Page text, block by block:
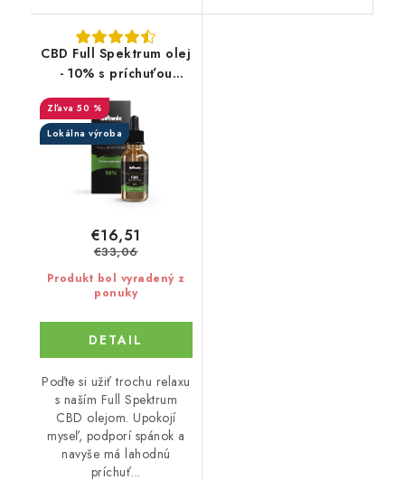
CBD Full Spektrum olej
- 10% s príchuťou
50 %
Lokálna výroba
Produkt bol vyradený z
ponuky
€16,51
€33,06
DETAIL
Poďte si užiť trochu relaxu
s naším Full Spektrum
CBD olejom. Upokojí
myseľ, podporí spánok a
navyše má lahodnú
príchuť...